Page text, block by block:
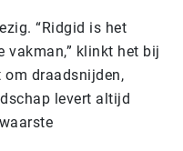
“Ridgid is het
vakman,” klinkt het bij
om draadsnijden,
levert altijd